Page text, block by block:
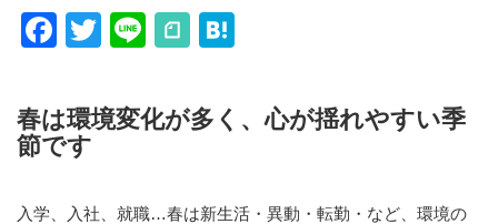
Facebook
TwitterLine
春は環境変化が多く、心が揺れやすい季
節です
入学、入社、就職…春は新生活・異動・転勤・など、環境の